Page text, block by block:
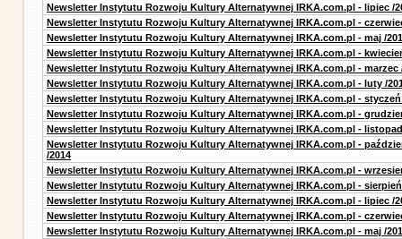
Newsletter Instytutu Rozwoju Kultury Alternatywnej IRKA.com.pl - lipiec /
Newsletter Instytutu Rozwoju Kultury Alternatywnej IRKA.com.pl -
Newsletter Instytutu Rozwoju Kultury Alternatywnej IRKA.com.pl - maj /
Newsletter Instytutu Rozwoju Kultury Alternatywnej IRKA.com.pl -
Newsletter Instytutu Rozwoju Kultury Alternatywnej IRKA.com.pl - marzec
Newsletter Instytutu Rozwoju Kultury Alternatywnej IRKA.com.pl - luty /
Newsletter Instytutu Rozwoju Kultury Alternatywnej IRKA.com.pl - styczeń
Newsletter Instytutu Rozwoju Kultury Alternatywnej IRKA.com.pl -
Newsletter Instytutu Rozwoju Kultury Alternatywnej IRKA.com.pl - listopad
Newsletter Instytutu Rozwoju Kultury Alternatywnej IRKA.com.pl -
/2014
Newsletter Instytutu Rozwoju Kultury Alternatywnej IRKA.com.pl -
Newsletter Instytutu Rozwoju Kultury Alternatywnej IRKA.com.pl - sierpień
Newsletter Instytutu Rozwoju Kultury Alternatywnej IRKA.com.pl - lipiec /
Newsletter Instytutu Rozwoju Kultury Alternatywnej IRKA.com.pl -
Newsletter Instytutu Rozwoju Kultury Alternatywnej IRKA.com.pl - maj /